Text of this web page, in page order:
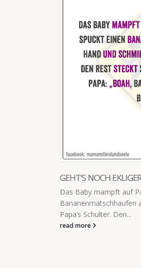
NIEMANDEN HAUEN
„Kind, du darfst
mich fressen will, schon!“
böse Hexe?“ „Ja.“ „Ein
read more